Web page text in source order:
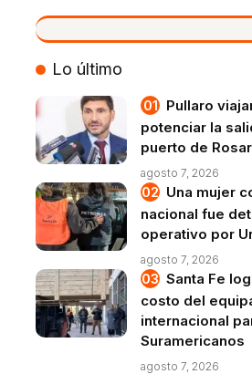
VIVO
Lo último
Pullaro
potenciar la
puerto de
agosto 7, 2026
Una mujer
nacional fue
operativo por
agosto 7, 2026
Santa Fe
costo del
internacional
Suramericanos
agosto 7, 2026